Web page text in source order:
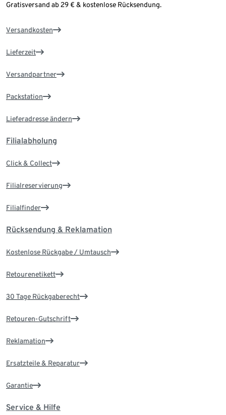
Gratisversand ab 29 € & kostenlose Rücksendung.
Versandkosten
Lieferzeit
Versandpartner
Packstation
Lieferadresse ändern
Filialabholung
Click & Collect
Filialreservierung
Filialfinder
Rücksendung & Reklamation
Kostenlose Rückgabe / Umtausch
Retourenetikett
30 Tage Rückgaberecht
Retouren-Gutschrift
Reklamation
Ersatzteile & Reparatur
Garantie
Service & Hilfe